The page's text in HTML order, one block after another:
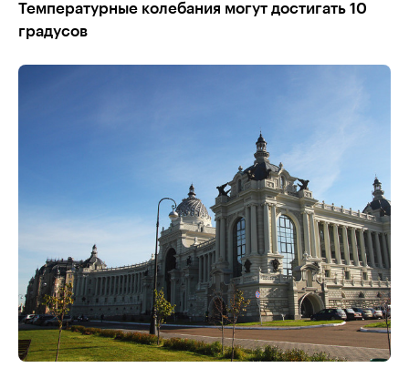
Температурные колебания могут достигать 10
градусов